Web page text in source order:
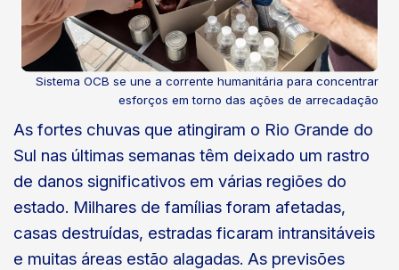
Sistema OCB se une a corrente humanitária para concentrar
esforços em torno das ações de arrecadação
As fortes chuvas que atingiram o Rio Grande do
Sul nas últimas semanas têm deixado um rastro
de danos significativos em várias regiões do
estado. Milhares de famílias foram afetadas,
casas destruídas, estradas ficaram intransitáveis
e muitas áreas estão alagadas. As previsões